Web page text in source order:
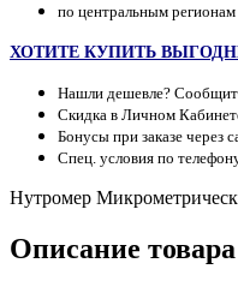
по центральным
ХОТИТЕ КУПИТЬ
Нашли дешевле?
Скидка в Личном
Бонусы при заказе через
Спец. условия по
Нутромер
Описание товара